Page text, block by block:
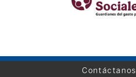
Contáctanos